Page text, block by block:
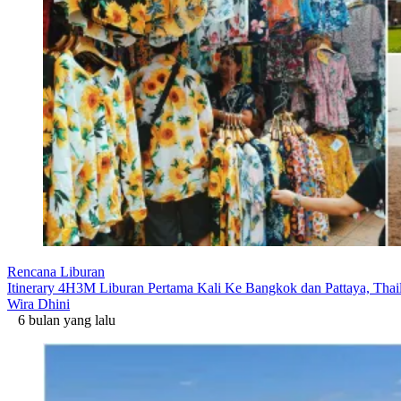
Rencana Liburan
Itinerary 4H3M Liburan Pertama Kali Ke Bangkok dan Pattaya,
Wira Dhini
6 bulan yang lalu